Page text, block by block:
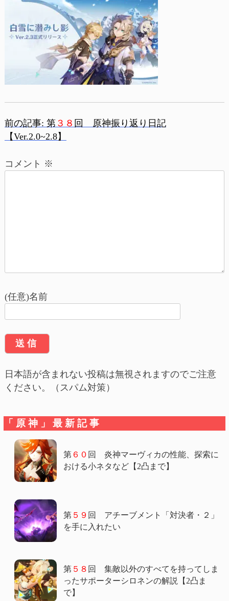
投
ン
前の記事: 第３８ 回 原神振り返り日記
【Ver.2.0~2.8】
コメント ※
(任意)名前
日本語が含まれない投稿は無視されますのでご注意
ください。（スパム対策）
「原神」最新記事
第６０ 回 炎神マーヴィカの性能、探索に
おける小ネタなど【2凸まで】
第５９ 回 アチーブメント「対決者・２」
を手に入れたい
第５８ 回 集敵以外のすべてを持ってしま
ったサポーターシロネンの解説【2凸ま
で】